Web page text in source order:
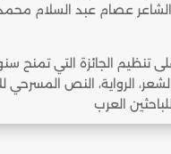
الشاعر عصام عبد السلام
الجائزة التي تمنح
الرواية، النص المسرحي